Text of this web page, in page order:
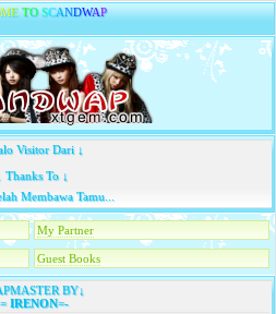
ME TO SCANDWAP
Visitor Dari ↓
Thanks To ↓
Membawa Tamu...
My Partner
Guest Books
BY↓
IRENON=-